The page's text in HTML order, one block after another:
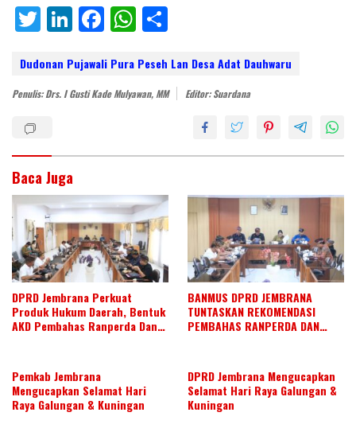
T
w
itt
er
Li
n
k
e
F
ac
e
b
W
h
at
s
ar
e
Dudonan Pujawali Pura Peseh Lan Desa Adat Dauhwaru
Penulis: Drs. I Gusti Kade Mulyawan, MM Editor: Suardana
Baca Juga
DPRD Jembrana Perkuat
Produk Hukum Daerah, Bentuk
AKD Pembahas Ranperda Dan
BANMUS DPRD JEMBRANA
TUNTASKAN REKOMENDASI
PEMBAHAS RANPERDA DAN
Pemkab Jembrana
Mengucapkan Selamat Hari
Raya Galungan & Kuningan
DPRD Jembrana Mengucapkan
Selamat Hari Raya Galungan &
Kuningan